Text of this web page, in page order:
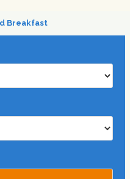
Breakfast